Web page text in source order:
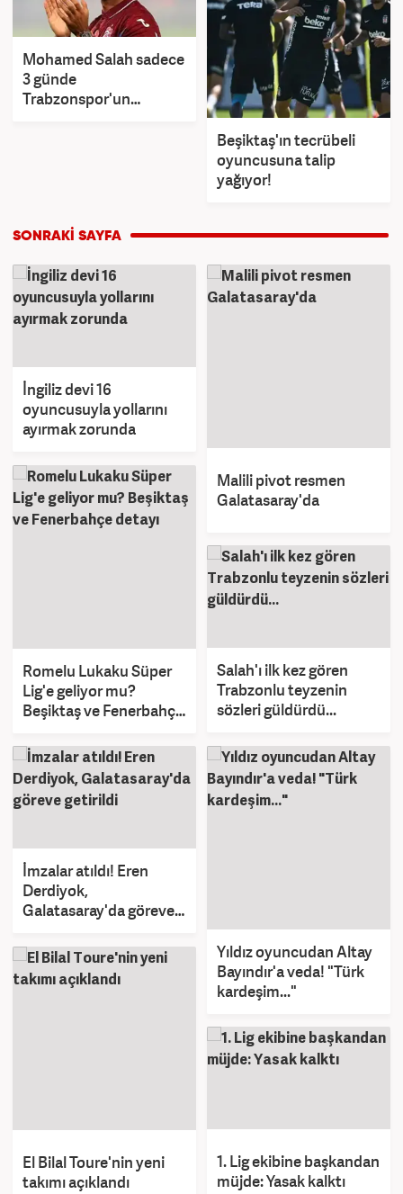
Mohamed Salah sadece
3 günde
Trabzonspor'un
Beşiktaş'ın tecrübeli
oyuncusuna talip
yağıyor!
İngiliz devi 16
oyuncusuyla yollarını
ayırmak zorunda
Malili pivot resmen
Galatasaray'da
Romelu Lukaku Süper
Lig'e geliyor mu?
Beşiktaş ve Fenerbahçe
Salah'ı ilk kez gören
Trabzonlu teyzenin
sözleri güldürdü...
İmzalar atıldı! Eren
Derdiyok,
Galatasaray'da göreve
Yıldız oyuncudan Altay
Bayındır'a veda! "Türk
kardeşim..."
El Bilal Toure'nin yeni
takımı açıklandı
1. Lig ekibine başkandan
müjde: Yasak kalktı